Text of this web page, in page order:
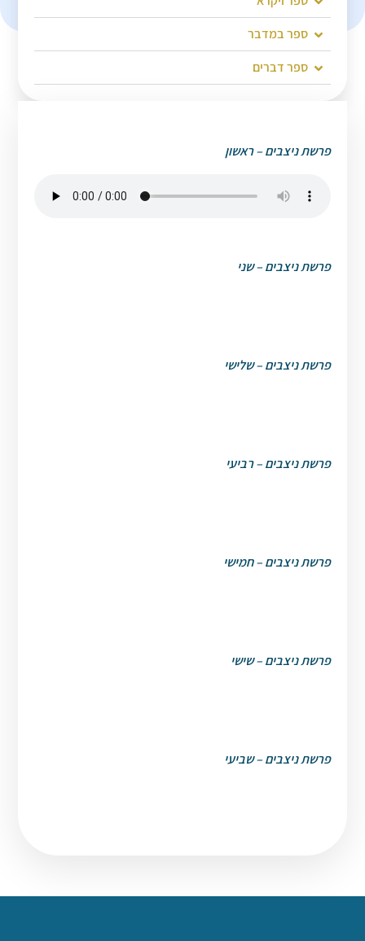
ספר במדבר
ספר דברים
פרשת ניצבים – ראשון
פרשת ניצבים – שני
פרשת ניצבים – שלישי
פרשת ניצבים – רביעי
פרשת ניצבים – חמישי
פרשת ניצבים – שישי
פרשת ניצבים – שביעי